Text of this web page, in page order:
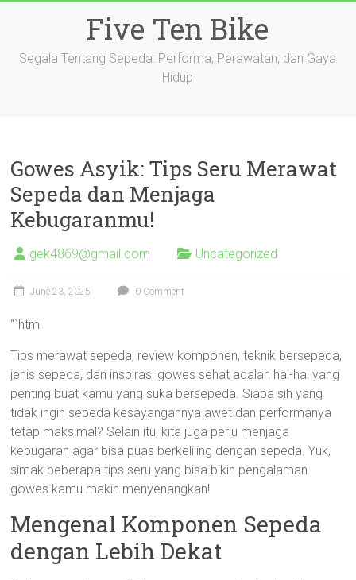
Five Ten Bike
Segala Tentang Sepeda: Performa, Perawatan, dan Gaya
Hidup
Gowes Asyik: Tips Seru Merawat
Sepeda dan Menjaga
Kebugaranmu!
gek4869@gmail.com Uncategorized
June 23, 2025 0 Comment
“`html
Tips merawat sepeda, review komponen, teknik bersepeda,
jenis sepeda, dan inspirasi gowes sehat adalah hal-hal yang
penting buat kamu yang suka bersepeda. Siapa sih yang
tidak ingin sepeda kesayangannya awet dan performanya
tetap maksimal? Selain itu, kita juga perlu menjaga
kebugaran agar bisa puas berkeliling dengan sepeda. Yuk,
simak beberapa tips seru yang bisa bikin pengalaman
gowes kamu makin menyenangkan!
Mengenal Komponen Sepeda
dengan Lebih Dekat